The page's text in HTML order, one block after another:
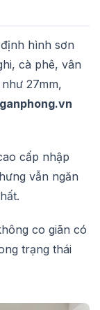
hình sơn
cà phê, vân
27mm,
cấp nhập
vẫn ngăn
co giãn có
trạng thái